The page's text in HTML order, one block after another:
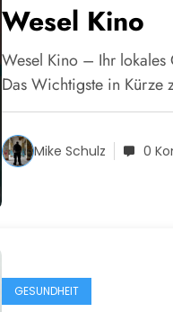
Wesel Kino
Wesel Kino – Ihr
Das Wichtigste in Kürze
Mike Schulz 0
GESUNDHEIT